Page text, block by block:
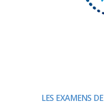
LES EXAMENS